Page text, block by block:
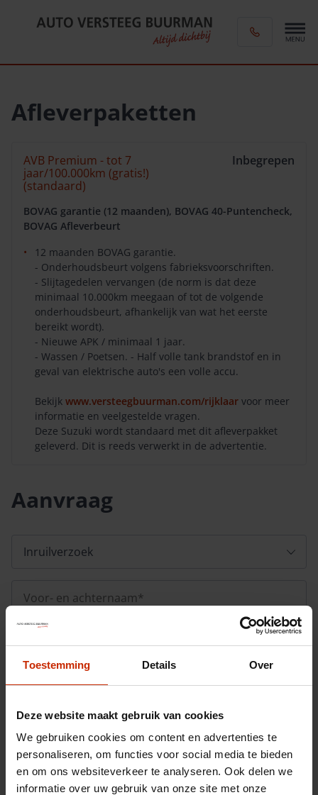
Toestemming Details Over
Deze website maakt gebruik van cookies
We gebruiken cookies om content en advertenties te
personaliseren, om functies voor social media te bieden
en om ons websiteverkeer te analyseren. Ook delen we
informatie over uw gebruik van onze site met onze
Afleverpaketten
AVB Premium - tot 7
jaar/100.000km (gratis!)
(standaard)
Inbegrepen
BOVAG garantie (12 maanden), BOVAG 40-Puntencheck,
BOVAG Afleverbeurt
12 maanden BOVAG garantie.
- Onderhoudsbeurt volgens fabrieksvoorschriften.
- Slijtagedelen vervangen (de norm is dat deze
minimaal 10.000km meegaan of tot de volgende
onderhoudsbeurt, afhankelijk van wat het eerste
bereikt wordt).
- Nieuwe APK / minimaal 1 jaar.
- Wassen / Poetsen. - Half volle tank brandstof en in
geval van elektrische auto's een volle accu.
Bekijk www.versteegbuurman.com/rijklaar voor meer
informatie en veelgestelde vragen.
Deze Suzuki wordt standaard met dit afleverpakket
geleverd. Dit is reeds verwerkt in de advertentie.
Aanvraag